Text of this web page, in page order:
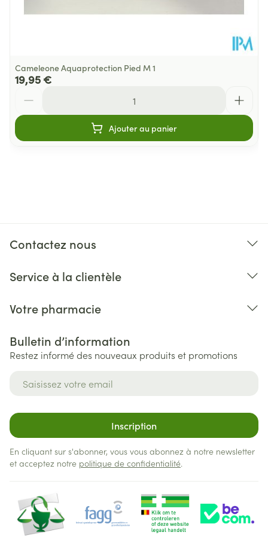
Cameleone Aquaprotection Pied M 1
19,95 €
Ajouter au panier
Contactez nous
Service à la clientèle
Votre pharmacie
Bulletin d’information
Restez informé des nouveaux produits et promotions
Inscription
En cliquant sur s'abonner, vous vous abonnez à notre newsletter
et acceptez notre politique de confidentialité.